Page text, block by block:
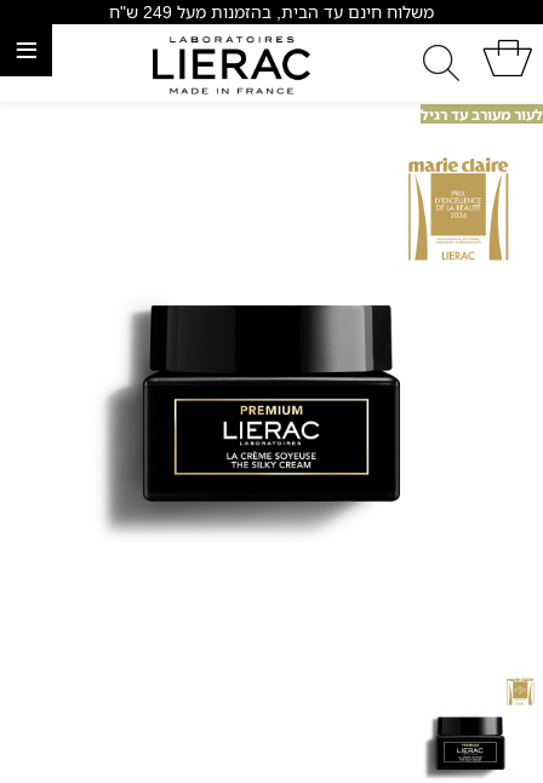
משלוח חינם עד הבית, בהזמנות מעל 249 ש"ח
≡
לעור מעורב עד רגיל